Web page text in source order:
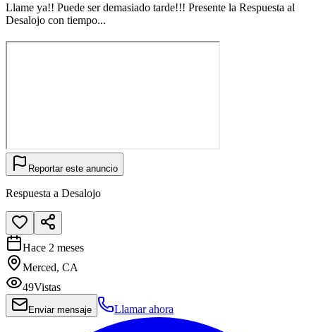
Llame ya!! Puede ser demasiado tarde!!! Presente la Respuesta al
Desalojo con tiempo...
Reportar este anuncio
Respuesta a Desalojo
Hace 2 meses
Merced, CA
49Vistas
Enviar mensaje Llamar ahora